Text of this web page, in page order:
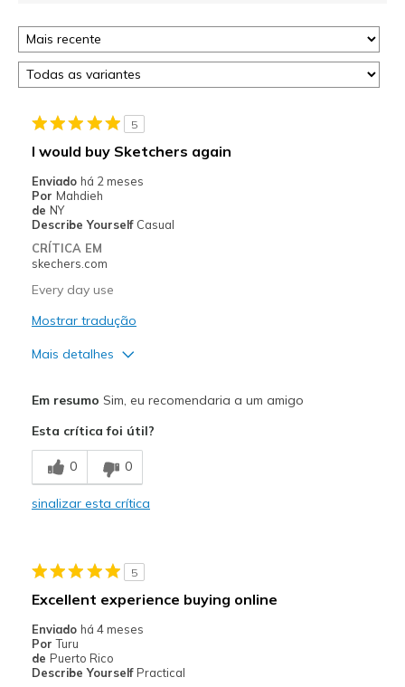
5
I would buy Sketchers again
Enviado há 2 meses
Por Mahdieh
de NY
Describe Yourself Casual
CRÍTICA EM
skechers.com
Every day use
Mostrar tradução
Mais detalhes
Comfortable
Durable
Wear Out Quickly
Melhores utilizações
Casual Wear
Em resumo Sim, eu recomendaria a um amigo
Esta crítica foi útil?
0 0
sinalizar esta crítica
5
Excellent experience buying online
Enviado há 4 meses
Por Turu
de Puerto Rico
Describe Yourself Practical